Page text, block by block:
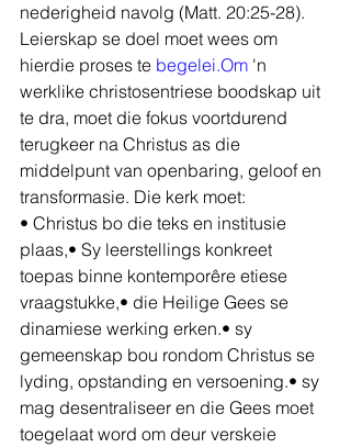
nederigheid navolg (Matt. 20:25-28).
Leierskap se doel moet wees om
hierdie proses te begelei.Om 'n
werklike christosentriese boodskap uit
te dra, moet die fokus voortdurend
terugkeer na Christus as die
middelpunt van openbaring, geloof en
transformasie. Die kerk moet:
• Christus bo die teks en institusie
plaas,• Sy leerstellings konkreet
toepas binne kontemporêre etiese
vraagstukke,• die Heilige Gees se
dinamiese werking erken.• sy
gemeenskap bou rondom Christus se
lyding, opstanding en versoening.• sy
mag desentraliseer en die Gees moet
toegelaat word om deur verskeie